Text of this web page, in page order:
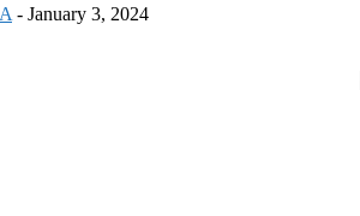
- January 3, 2024